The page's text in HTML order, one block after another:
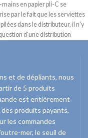
mains en papier pli-C se
par le fait que les serviettes
dans le distributeur, il n'y
d'une distribution
feuille. Cet essuie-mains plié
de 152 pièces
et de dépliants, nous
de 5 produits
est entièrement
produits payants,
les commandes
mer, le seuil de